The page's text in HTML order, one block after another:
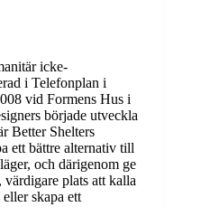
icke-
i Telefonplan i
vid Formens Hus i
började utveckla
Better Shelters
ett bättre alternativ till
och därigenom ge
plats att kalla
skapa ett